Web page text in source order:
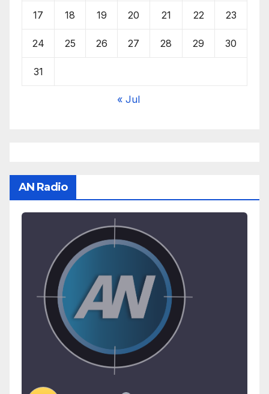
17 18 19 20 21 22 23
24 25 26 27 28 29 30
31
« Jul
AN Radio